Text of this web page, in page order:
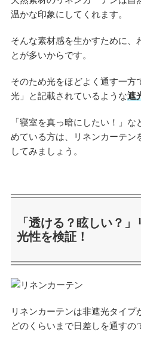
温かな印象にしてくれます。
そんな素材感を生かすために、
とが多いからです。
そのため光をほどよく通す一方
光」と記載されているような遮
「寝室を真っ暗にしたい！」
めている方は、リネンカーテン
してみましょう。
「透ける？眩しい？
光性を検証！
リネンカーテンは非遮光タイプ
どのくらいまで日差しを通すの